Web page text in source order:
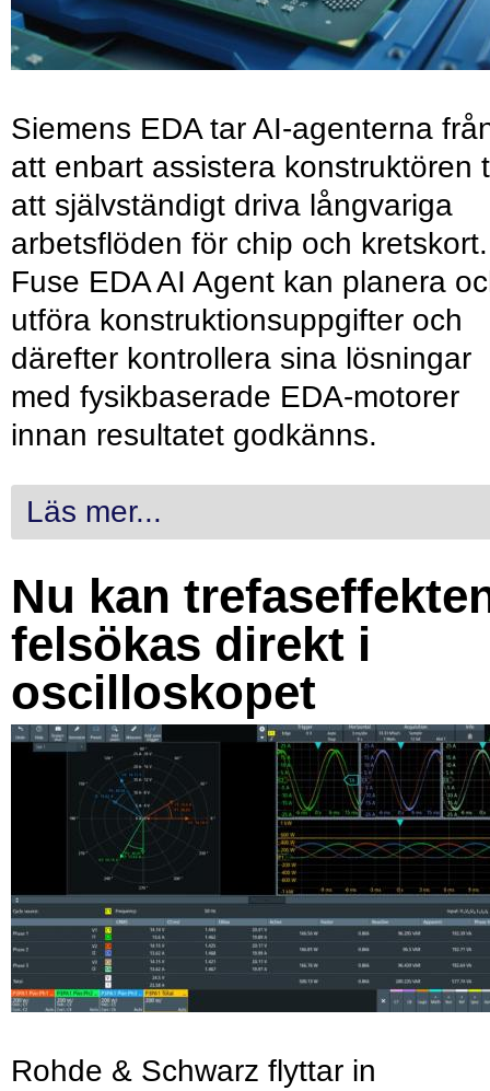
Siemens EDA tar AI-agenterna
att enbart assistera konstruktören
att självständigt driva långvariga
arbetsflöden för chip och kretskort.
Fuse EDA AI Agent kan planera
utföra konstruktionsuppgifter och
därefter kontrollera sina lösningar
med fysikbaserade EDA-motorer
innan resultatet godkänns.
Läs mer...
Nu kan
felsökas direkt i
oscilloskopet
Rohde & Schwarz flyttar in